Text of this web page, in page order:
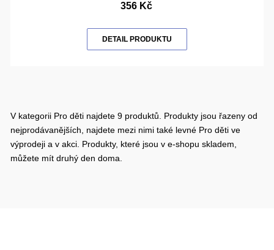
356 Kč
DETAIL PRODUKTU
V kategorii Pro děti najdete 9 produktů. Produkty jsou řazeny od
nejprodávanějších, najdete mezi nimi také levné Pro děti ve
výprodeji a v akci. Produkty, které jsou v e-shopu skladem,
můžete mít druhý den doma.